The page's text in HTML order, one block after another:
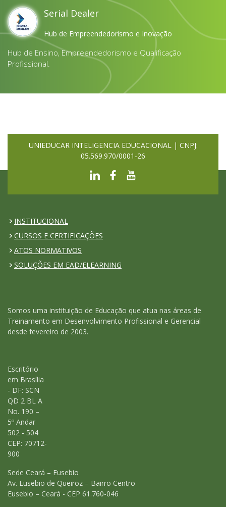
Serial Dealer
Hub de Empreendedorismo e Inovação
Hub de Ensino, Empreendedorismo e Qualificação
Profissional.
UNIEDUCAR INTELIGENCIA EDUCACIONAL | CNPJ:
05.569.970/0001-26
INSTITUCIONAL
CURSOS E CERTIFICAÇÕES
ATOS NORMATIVOS
SOLUÇÕES EM EAD/ELEARNING
Somos uma instituição de Educação que atua nas áreas de
Treinamento em Desenvolvimento Profissional e Gerencial
desde fevereiro de 2003.
Escritório
em Brasília
- DF: SCN
QD 2 BL A
No. 190 –
5º Andar
502 - 504
CEP: 70712-
900
Sede Ceará – Eusebio
Av. Eusebio de Queiroz – Bairro Centro
Eusebio – Ceará - CEP 61.760-046